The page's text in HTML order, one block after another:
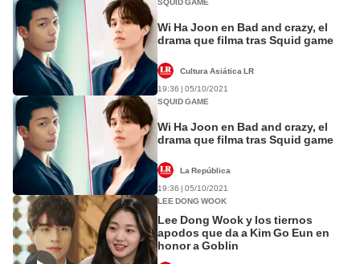
SQUID GAME
Wi Ha Joon en Bad and crazy, el
drama que filma tras Squid game
Cultura Asiática LR
19:36 | 05/10/2021
SQUID GAME
Wi Ha Joon en Bad and crazy, el
drama que filma tras Squid game
La República
19:36 | 05/10/2021
LEE DONG WOOK
Lee Dong Wook y los tiernos
apodos que da a Kim Go Eun en
honor a Goblin